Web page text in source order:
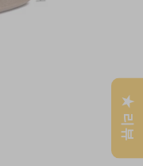
★ 리뷰